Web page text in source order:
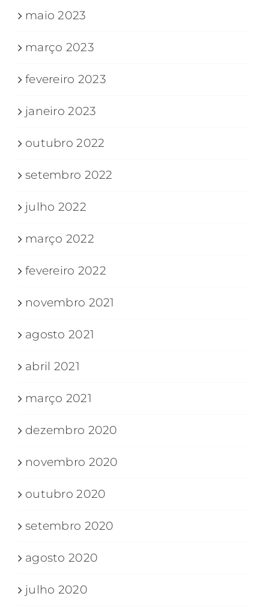
maio 2023
março 2023
fevereiro 2023
janeiro 2023
outubro 2022
setembro 2022
julho 2022
março 2022
fevereiro 2022
novembro 2021
agosto 2021
abril 2021
março 2021
dezembro 2020
novembro 2020
outubro 2020
setembro 2020
agosto 2020
julho 2020